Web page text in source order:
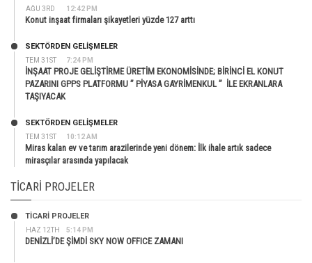
AĞU 3RD 12:42 PM
Konut inşaat firmaları şikayetleri yüzde 127 arttı
TEM 31ST 7:24 PM
SEKTÖRDEN GELIŞMELER
İNŞAAT PROJE GELİŞTİRME ÜRETİM EKONOMİSİNDE; BİRİNCİ EL KONUT
PAZARINI GPPS PLATFORMU ” PİYASA GAYRİMENKUL ” İLE EKRANLARA
TAŞIYACAK
TEM 31ST 10:12 AM
SEKTÖRDEN GELIŞMELER
Miras kalan ev ve tarım arazilerinde yeni dönem: İlk ihale artık sadece
mirasçılar arasında yapılacak
TICARI PROJELER
HAZ 12TH 5:14 PM
TİCARİ PROJELER
DENİZLİ’DE ŞİMDİ SKY NOW OFFICE ZAMANI